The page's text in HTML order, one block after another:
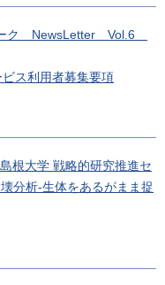
ーク NewsLetter Vol.6
ス利用者募集要項
根大学 戦略的研究推進セ
分析-生体をあるがまま捉